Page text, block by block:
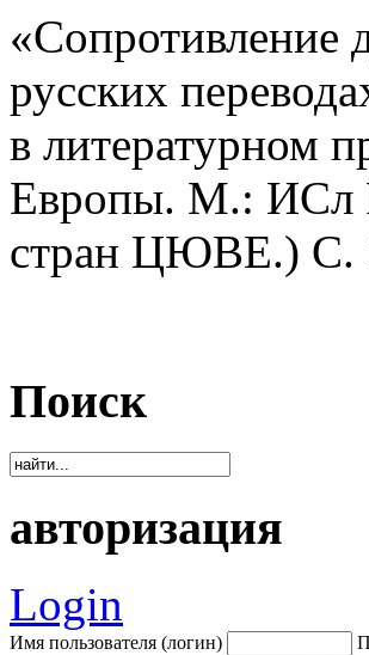
«Сопротивление
русских
в литературном
Европы. М.: ИСл
стран ЦЮВЕ.) С.
Поиск
авторизация
Login
Имя пользователя (логин)